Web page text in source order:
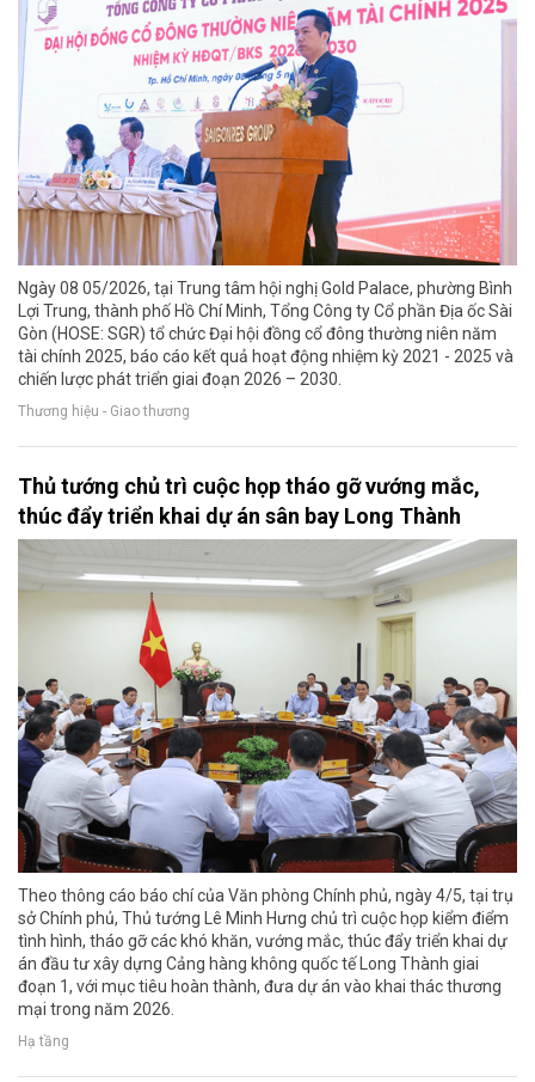
Ngày 08 05/2026, tại Trung tâm hội nghị Gold Palace, phường Bình
Lợi Trung, thành phố Hồ Chí Minh, Tổng Công ty Cổ phần Địa ốc Sài
Gòn (HOSE: SGR) tổ chức Đại hội đồng cổ đông thường niên năm
tài chính 2025, báo cáo kết quả hoạt động nhiệm kỳ 2021 - 2025 và
chiến lược phát triển giai đoạn 2026 – 2030.
Thương hiệu - Giao thương
Thủ tướng chủ trì cuộc họp tháo gỡ vướng mắc,
thúc đẩy triển khai dự án sân bay Long Thành
Theo thông cáo báo chí của Văn phòng Chính phủ, ngày 4/5, tại trụ
sở Chính phủ, Thủ tướng Lê Minh Hưng chủ trì cuộc họp kiểm điểm
tình hình, tháo gỡ các khó khăn, vướng mắc, thúc đẩy triển khai dự
án đầu tư xây dựng Cảng hàng không quốc tế Long Thành giai
đoạn 1, với mục tiêu hoàn thành, đưa dự án vào khai thác thương
mại trong năm 2026.
Hạ tầng